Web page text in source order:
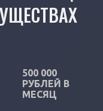
500 000
РУБЛЕЙ В
МЕСЯЦ